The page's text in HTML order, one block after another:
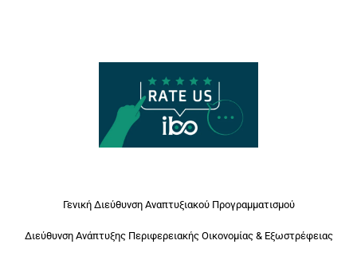
Γενική Διεύθυνση Αναπτυξιακού Προγραμματισμού
Διεύθυνση Ανάπτυξης Περιφερειακής Οικονομίας & Εξωστρέφειας